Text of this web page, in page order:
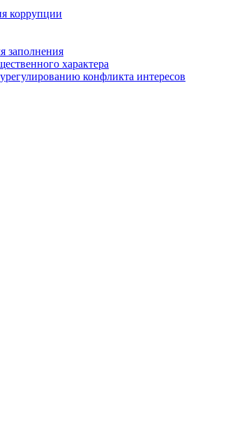
коррупции
заполнения
характера
конфликта интересов